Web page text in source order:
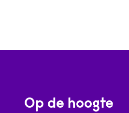
Op de hoogte